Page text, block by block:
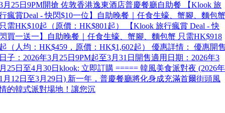
月25日9PM開搶 佐敦香港逸東酒店普慶餐廳自助餐 【Klook 旅
瘋賞Deal - 快閃$10一位】自助晚餐｜任食生蠔、蟹腳、麵包蟹
需HK$10起（原價：HK$801起） 【Klook 旅行瘋賞 Deal - 快
買一送一】自助晚餐｜任食生蠔、蟹腳、麵包蟹 只需HK$918
（人均：HK$459，原價：HK$1,602起） 優惠詳情： 優惠開
子：2026年3月25日9PM起至3月31日開售適用日期：2026年3
25日至4月30日klook: 立即訂購 ===== 韓風美食派對夜 (2026年
月12日至3月29日) 新一年，普慶餐廳將化身成充滿首爾街頭風
的韓式派對場地！讓您沉